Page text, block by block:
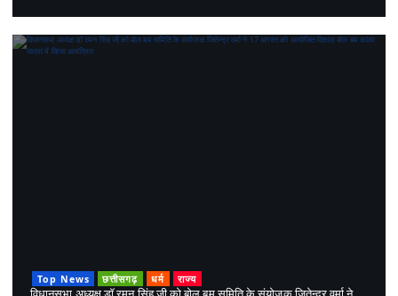
Top News छत्तीसगढ़ धर्म
राज्य